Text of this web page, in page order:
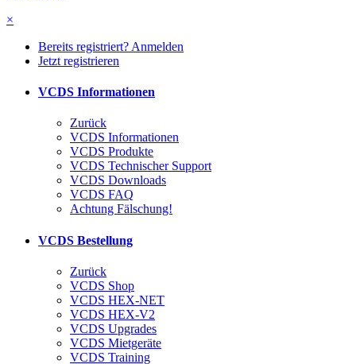
×
Bereits registriert? Anmelden
Jetzt registrieren
VCDS Informationen
Zurück
VCDS Informationen
VCDS Produkte
VCDS Technischer Support
VCDS Downloads
VCDS FAQ
Achtung Fälschung!
VCDS Bestellung
Zurück
VCDS Shop
VCDS HEX-NET
VCDS HEX-V2
VCDS Upgrades
VCDS Mietgeräte
VCDS Training